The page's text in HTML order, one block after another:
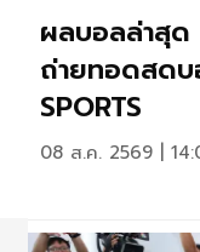
ผลบอลล่าสุด
ถ่ายทอดสดบ
SPORTS
08 ส.ค. 2569 |